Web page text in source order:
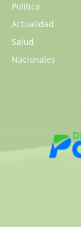
Política
Actualidad
Salud
Nacionales